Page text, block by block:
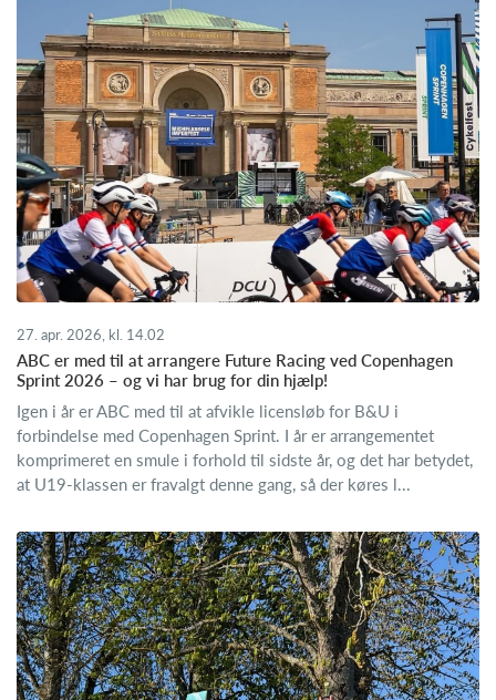
27. apr. 2026, kl. 14.02
ABC er med til at arrangere Future Racing ved Copenhagen
Sprint 2026 – og vi har brug for din hjælp!
Igen i år er ABC med til at afvikle licensløb for B&U i
forbindelse med Copenhagen Sprint. I år er arrangementet
komprimeret en smule i forhold til sidste år, og det har betydet,
at U19-klassen er fravalgt denne gang, så der køres l...